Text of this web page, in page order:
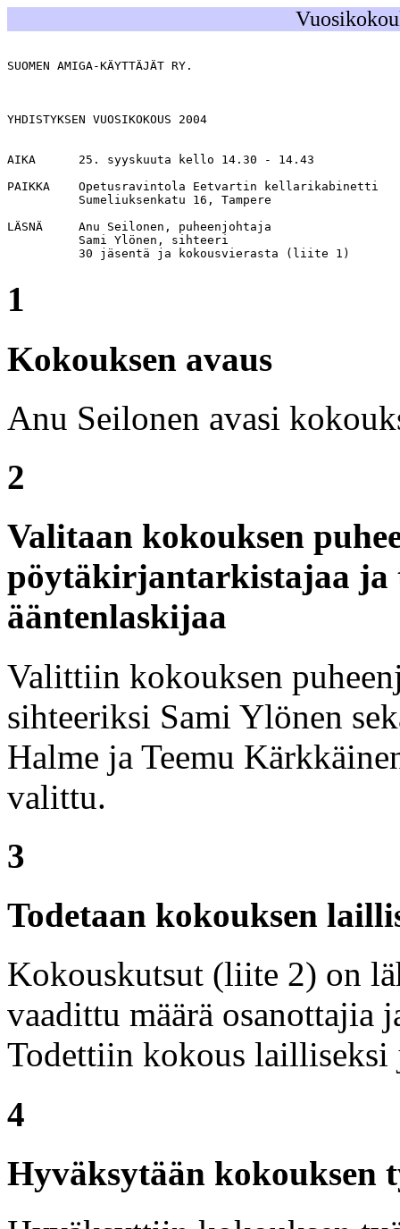
SUOMEN AMIGA-KÄYTTÄJÄT RY.
YHDISTYKSEN VUOSIKOKOUS 2004
AIKA      25. syyskuuta kello 14.30 - 14.43
PAIKKA    Opetusravintola Eetvartin kellarikabinetti
          Sumeliuksenkatu 16, Tampere
LÄSNÄ     Anu Seilonen, puheenjohtaja
          Sami Ylönen, sihteeri
          30 jäsentä ja kokousvierasta (liite 1)
1
Kokouksen avaus
Anu Seilonen avasi
2
Valitaan kokouksen
pöytäkirjantarkistajaa ja
ääntenlaskijaa
Valittiin kokouksen
sihteeriksi Sami Ylönen
Halme ja Teemu
valittu.
3
Todetaan kokouksen
Kokouskutsut (liite 2) on
vaadittu määrä
Todettiin kokous lailliseksi
4
Hyväksytään kokouksen